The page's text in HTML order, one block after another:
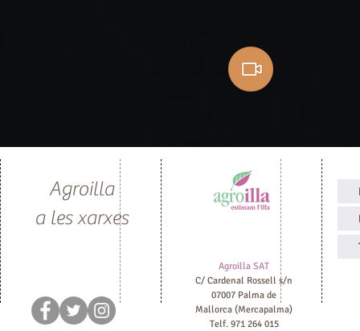
Agroilla
a les xarxes
Agroilla SAT
C/ Cardenal Rossell s/n
07007 Palma de
Mallorca (Mercapalma)
Telf. 971 264 015